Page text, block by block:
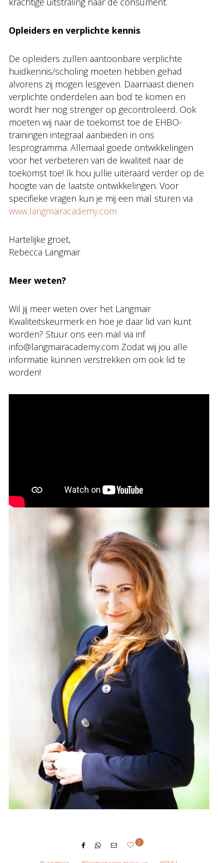
Opleiders en verplichte kennis
De opleiders zullen aantoonbare verplichte
huidkennis/scholing moeten hebben gehad
alvorens zij mogen lesgeven. Daarnaast dienen
verplichte onderdelen aan bod te komen en
wordt hier nog strenger op gecontroleerd. Ook
moeten wij naar de toekomst toe de EHBO-
trainingen integraal aanbieden in ons
lesprogramma. Allemaal goede ontwikkelingen
voor het verbeteren van de kwaliteit naar de
toekomst toe! Ik hou jullie uiteraard verder op de
hoogte van de laatste ontwikkelingen. Voor
specifieke vragen kun je mij een mail sturen via
www.langmairacademy.com
Hartelijke groet,
Rebecca Langmair
Meer weten?
Wil jij meer weten over het Langmair
Kwaliteitskeurmerk en hoe je daar lid van kunt
worden? Stuur ons een mail via inf
info@langmairacademy.com Zodat wij jou alle
informatie kunnen verstrekken om ook lid te
worden!
3